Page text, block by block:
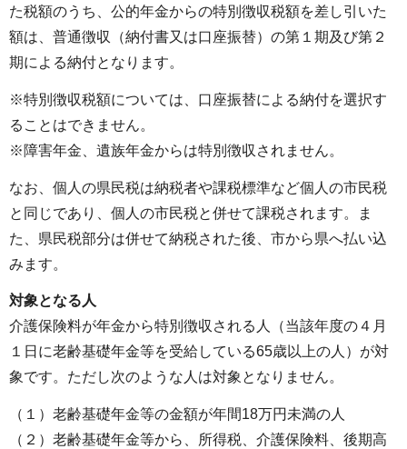
た税額のうち、公的年金からの特別徴収税額を差し引いた
額は、普通徴収（納付書又は口座振替）の第１期及び第２
期による納付となります。
※特別徴収税額については、口座振替による納付を選択す
ることはできません。
※障害年金、遺族年金からは特別徴収されません。
なお、個人の県民税は納税者や課税標準など個人の市民税
と同じであり、個人の市民税と併せて課税されます。ま
た、県民税部分は併せて納税された後、市から県へ払い込
みます。
対象となる人
介護保険料が年金から特別徴収される人（当該年度の４月
１日に老齢基礎年金等を受給している65歳以上の人）が対
象です。ただし次のような人は対象となりません。
（１）老齢基礎年金等の金額が年間18万円未満の人
（２）老齢基礎年金等から、所得税、介護保険料、後期高